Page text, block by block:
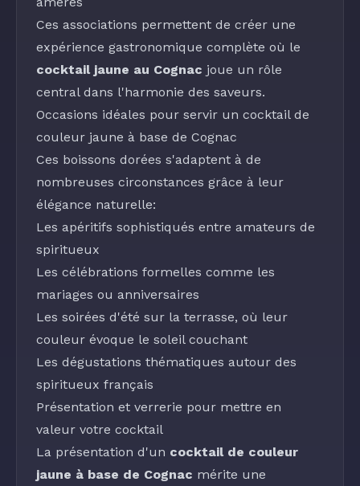
Ces associations permettent de créer une
expérience gastronomique complète où le
cocktail jaune au Cognac joue un rôle
central dans l'harmonie des saveurs.
Occasions idéales pour servir un cocktail de
couleur jaune à base de Cognac
Ces boissons dorées s'adaptent à de
nombreuses circonstances grâce à leur
élégance naturelle:
Les apéritifs sophistiqués entre amateurs de
spiritueux
Les célébrations formelles comme les
mariages ou anniversaires
Les soirées d'été sur la terrasse, où leur
couleur évoque le soleil couchant
Les dégustations thématiques autour des
spiritueux français
Présentation et verrerie pour mettre en
valeur votre cocktail
La présentation d'un cocktail de couleur
jaune à base de Cognac mérite une